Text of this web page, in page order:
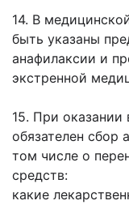
14. В
быть указаны
анафилаксии и
экстренной
15. При
обязателен сбор
том числе о
средств:
какие